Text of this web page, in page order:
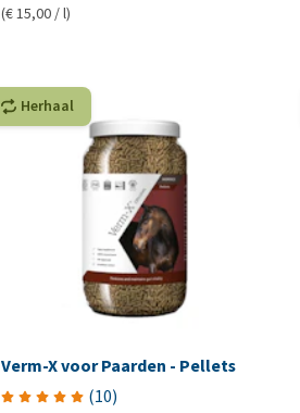
(€ 15,00 / l)
Herhaal
Verm-X voor Paarden - Pellets
(10)